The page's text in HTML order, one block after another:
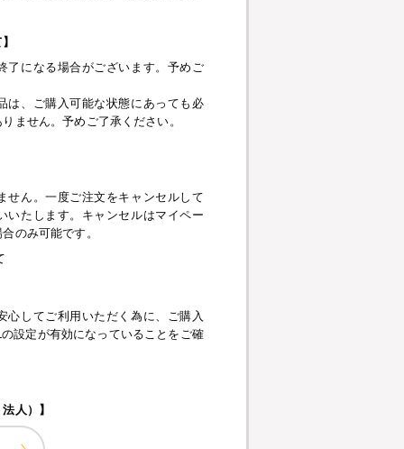
了になる場合がございます。予めご
は、ご購入可能な状態にあっても必
ません。予めご了承ください。
せん。一度ご注文をキャンセルして
いたします。キャンセルはマイペー
のみ可能です。
心してご利用いただく為に、ご購入
設定が有効になっていることをご確
人）】